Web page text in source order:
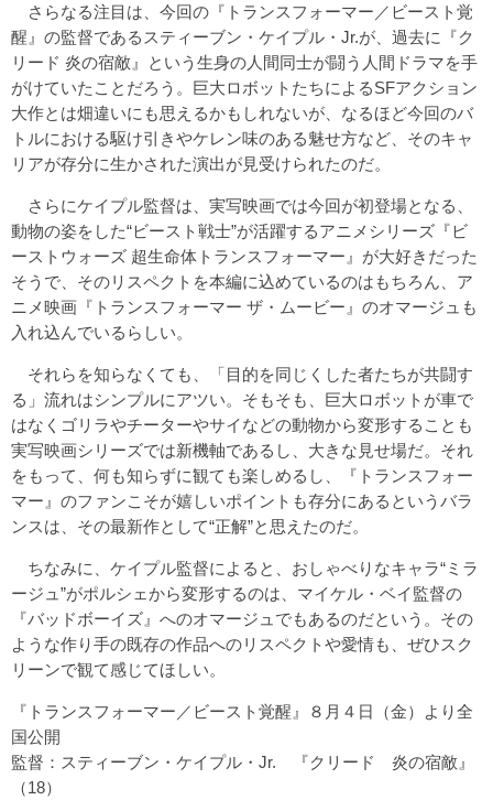
さらなる注目は、今回の『トランスフォーマー／ビースト覚
醒』の監督であるスティーブン・ケイプル・Jr.が、過去に『ク
リード 炎の宿敵』という生身の人間同士が闘う人間ドラマを手
がけていたことだろう。巨大ロボットたちによるSFアクション
大作とは畑違いにも思えるかもしれないが、なるほど今回のバ
トルにおける駆け引きやケレン味のある魅せ方など、そのキャ
リアが存分に生かされた演出が見受けられたのだ。
さらにケイプル監督は、実写映画では今回が初登場となる、
動物の姿をした“ビースト戦士”が活躍するアニメシリーズ『ビ
ーストウォーズ 超生命体トランスフォーマー』が大好きだった
そうで、そのリスペクトを本編に込めているのはもちろん、ア
ニメ映画『トランスフォーマー ザ・ムービー』のオマージュも
入れ込んでいるらしい。
それらを知らなくても、「目的を同じくした者たちが共闘す
る」流れはシンプルにアツい。そもそも、巨大ロボットが車で
はなくゴリラやチーターやサイなどの動物から変形することも
実写映画シリーズでは新機軸であるし、大きな見せ場だ。それ
をもって、何も知らずに観ても楽しめるし、『トランスフォー
マー』のファンこそが嬉しいポイントも存分にあるというバラ
ンスは、その最新作として“正解”と思えたのだ。
ちなみに、ケイプル監督によると、おしゃべりなキャラ“ミラ
ージュ”がポルシェから変形するのは、マイケル・ベイ監督の
『バッドボーイズ』へのオマージュでもあるのだという。その
ような作り手の既存の作品へのリスペクトや愛情も、ぜひスク
リーンで観て感じてほしい。
『トランスフォーマー／ビースト覚醒』８月４日（金）より全
国公開
監督：スティーブン・ケイプル・Jr. 『クリード 炎の宿敵』
（18）